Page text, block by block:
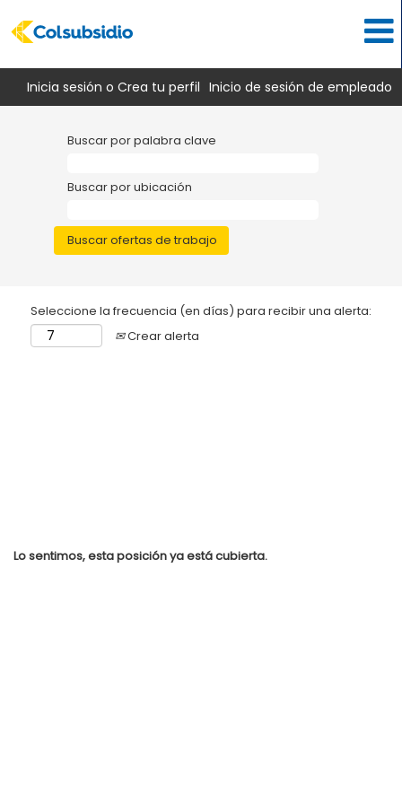
Inicia sesión o Crea tu perfil Inicio de sesión de empleado
Buscar por palabra clave
Buscar por ubicación
Seleccione la frecuencia (en días) para recibir una alerta:
Crear alerta
Lo sentimos, esta posición ya está cubierta.